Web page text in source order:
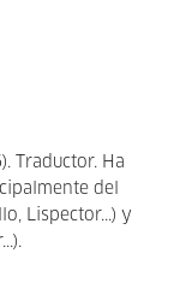
Traductor. Ha
del
Lispector...) y